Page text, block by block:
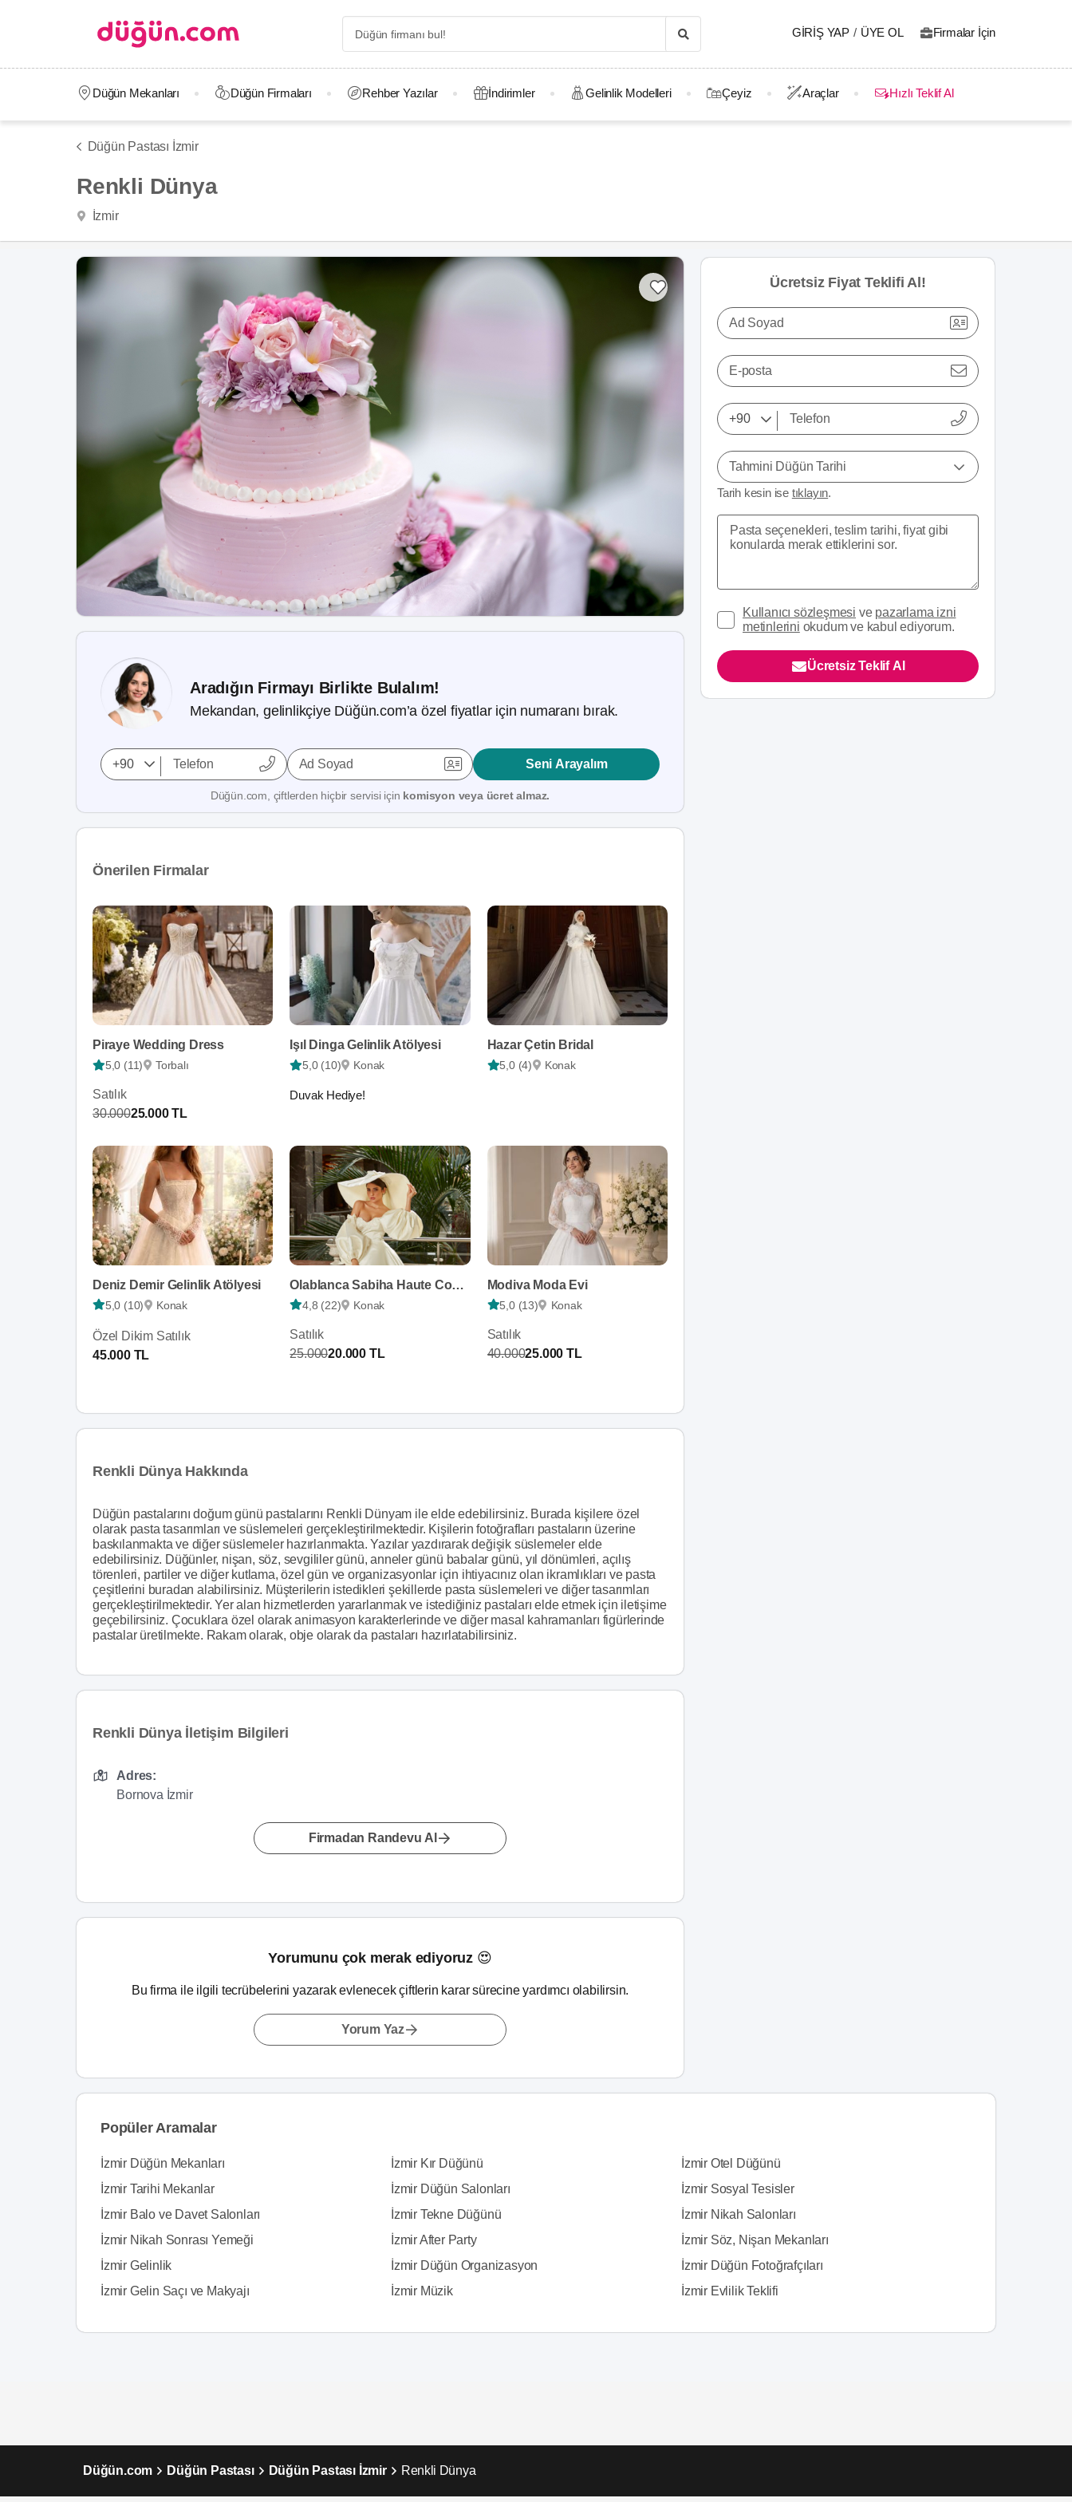
GIRIŞ YAP / ÜYE OL Firmalar İçin
Düğün Mekanları Düğün Firmaları Rehber Yazılar İndirimler Gelinlik Modelleri Çeyiz Araçlar Hızlı Teklif Al
Düğün Pastası İzmir
Renkli Dünya
İzmir
Aradığın Firmayı Birlikte Bulalım!
Mekandan, gelinlikçiye Düğün.com’a özel fiyatlar için numaranı bırak.
Ad Soyad Seni Arayalım
Düğün.com, çiftlerden hiçbir servisi için komisyon veya ücret almaz.
Önerilen Firmalar
Piraye Wedding Dress
5,0 (11) Torbalı
Satılık
30.00025.000 TL
Işıl Dinga Gelinlik Atölyesi
5,0 (10) Konak
Duvak Hediye!
Hazar Çetin Bridal
5,0 (4) Konak
Deniz Demir Gelinlik Atölyesi
5,0 (10) Konak
Özel Dikim Satılık
45.000 TL
Olablanca Sabiha Haute Couture
4,8 (22) Konak
Satılık
25.00020.000 TL
Modiva Moda Evi
5,0 (13) Konak
Satılık
40.00025.000 TL
Renkli Dünya Hakkında
Düğün pastalarını doğum günü pastalarını Renkli Dünyam ile elde edebilirsiniz. Burada kişilere özel
olarak pasta tasarımları ve süslemeleri gerçekleştirilmektedir. Kişilerin fotoğrafları pastaların üzerine
baskılanmakta ve diğer süslemeler hazırlanmakta. Yazılar yazdırarak değişik süslemeler elde
edebilirsiniz. Düğünler, nişan, söz, sevgililer günü, anneler günü babalar günü, yıl dönümleri, açılış
törenleri, partiler ve diğer kutlama, özel gün ve organizasyonlar için ihtiyacınız olan ikramlıkları ve pasta
çeşitlerini buradan alabilirsiniz. Müşterilerin istedikleri şekillerde pasta süslemeleri ve diğer tasarımları
gerçekleştirilmektedir. Yer alan hizmetlerden yararlanmak ve istediğiniz pastaları elde etmek için iletişime
geçebilirsiniz. Çocuklara özel olarak animasyon karakterlerinde ve diğer masal kahramanları figürlerinde
pastalar üretilmekte. Rakam olarak, obje olarak da pastaları hazırlatabilirsiniz.
Renkli Dünya İletişim Bilgileri
Adres:
Bornova İzmir
Firmadan Randevu Al
Yorumunu çok merak ediyoruz 😍
Bu firma ile ilgili tecrübelerini yazarak evlenecek çiftlerin karar sürecine yardımcı olabilirsin.
Yorum Yaz
Ücretsiz Fiyat Teklifi Al!
Ad Soyad
E-posta
Tahmini Düğün Tarihi
Tarih kesin ise tıklayın.
Kullanıcı sözleşmesi ve pazarlama izni
metinlerini okudum ve kabul ediyorum.
Ücretsiz Teklif Al
Popüler Aramalar
İzmir Düğün Mekanları İzmir Kır Düğünü
İzmir Otel Düğünü
İzmir Tarihi Mekanlar
İzmir Düğün Salonları
İzmir Sosyal Tesisler
İzmir Balo ve Davet Salonları
İzmir Tekne Düğünü
İzmir Nikah Salonları
İzmir Nikah Sonrası Yemeği
İzmir After Party
İzmir Söz, Nişan Mekanları
İzmir Gelinlik
İzmir Düğün Organizasyon
İzmir Düğün Fotoğrafçıları
İzmir Gelin Saçı ve Makyajı
İzmir Müzik İzmir Evlilik Teklifi
Düğün.com Düğün Pastası Düğün Pastası İzmir Renkli Dünya